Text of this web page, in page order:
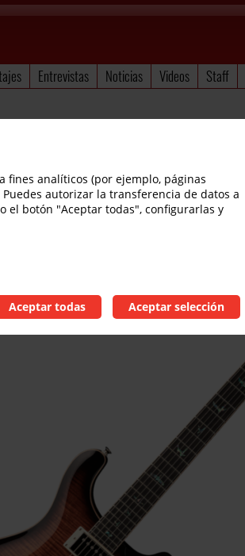
Entrevistas Noticias Videos Staff
review en español
fines analíticos (por ejemplo, páginas
autorizar la transferencia de datos a
el botón "Aceptar todas", configurarlas y
Aceptar todas Aceptar selección